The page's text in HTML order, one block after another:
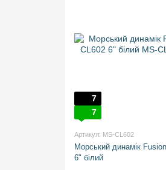
7
7
Артикул: MS-CL602
Морський динамік
6" білий